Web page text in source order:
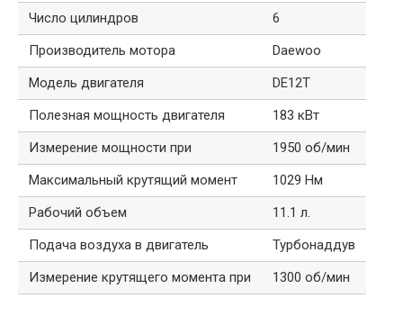
Число цилиндров
6
Производитель мотора
Daewoo
Модель двигателя
DE12T
Полезная мощность двигателя
183 кВт
Измерение мощности при
1950 об/мин
Максимальный крутящий момент
1029 Нм
Рабочий объем
11.1 л.
Подача воздуха в двигатель
Турбонаддув
Измерение крутящего момента при
1300 об/мин